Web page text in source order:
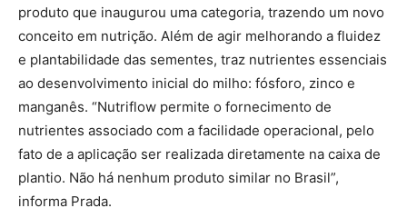
produto que inaugurou uma categoria, trazendo um novo
conceito em nutrição. Além de agir melhorando a fluidez
e plantabilidade das sementes, traz nutrientes essenciais
ao desenvolvimento inicial do milho: fósforo, zinco e
manganês. “Nutriflow permite o fornecimento de
nutrientes associado com a facilidade operacional, pelo
fato de a aplicação ser realizada diretamente na caixa de
plantio. Não há nenhum produto similar no Brasil”,
informa Prada.